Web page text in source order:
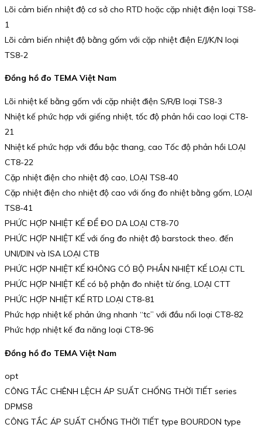
Lõi cảm biến nhiệt độ cơ sở cho RTD hoặc cặp nhiệt điện loại TS8-
1
Lõi cảm biến nhiệt độ bằng gốm với cặp nhiệt điện E/J/K/N loại
TS8-2
Đồng hồ đo TEMA Việt Nam
Lõi nhiệt kế bằng gốm với cặp nhiệt điện S/R/B loại TS8-3
Nhiệt kế phức hợp với giếng nhiệt, tốc độ phản hồi cao loại CT8-
21
Nhiệt kế phức hợp với đầu bậc thang, cao Tốc độ phản hồi LOẠI
CT8-22
Cặp nhiệt điện cho nhiệt độ cao, LOẠI TS8-40
Cặp nhiệt điện cho nhiệt độ cao với ống đo nhiệt bằng gốm, LOẠI
TS8-41
PHỨC HỢP NHIỆT KẾ ĐỂ ĐO DA LOẠI CT8-70
PHỨC HỢP NHIỆT KẾ với ống đo nhiệt độ barstock theo. đến
UNI/DIN và ISA LOẠI CTB
PHỨC HỢP NHIỆT KẾ KHÔNG CÓ BỘ PHẦN NHIỆT KẾ LOẠI CTL
PHỨC HỢP NHIỆT KẾ có bộ phận đo nhiệt từ ống, LOẠI CTT
PHỨC HỢP NHIỆT KẾ RTD LOẠI CT8-81
Phức hợp nhiệt kế phản ứng nhanh “tc” với đầu nối loại CT8-82
Phức hợp nhiệt kế đa năng loại CT8-96
Đồng hồ đo TEMA Việt Nam
opt
CÔNG TẮC CHÊNH LỆCH ÁP SUẤT CHỐNG THỜI TIẾT series
DPMS8
CÔNG TẮC ÁP SUẤT CHỐNG THỜI TIẾT type BOURDON type